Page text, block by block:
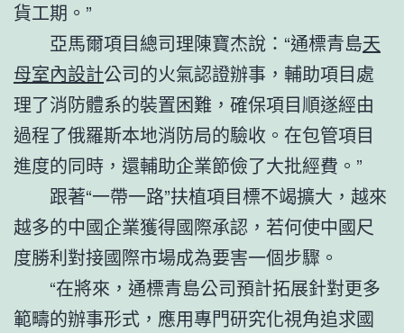
貨工期。”
亞馬爾項目總司理陳寶杰說：“通標青島天
母室內設計公司的火氣認證辦事，輔助項目處
理了消防體系的裝置困難，確保項目順遂經由
過程了俄羅斯本地消防局的驗收。在包管項目
進度的同時，還輔助企業節儉了大批經費。”
跟著“一帶一路”扶植項目標不竭擴大，越來
越多的中國企業獲得國際承認，若何使中國尺
度勝利對接國際市場成為要害一個步驟。
“在將來，通標青島公司預計拓展針對更多
範疇的辦事形式，應用專門研究化視角追求國